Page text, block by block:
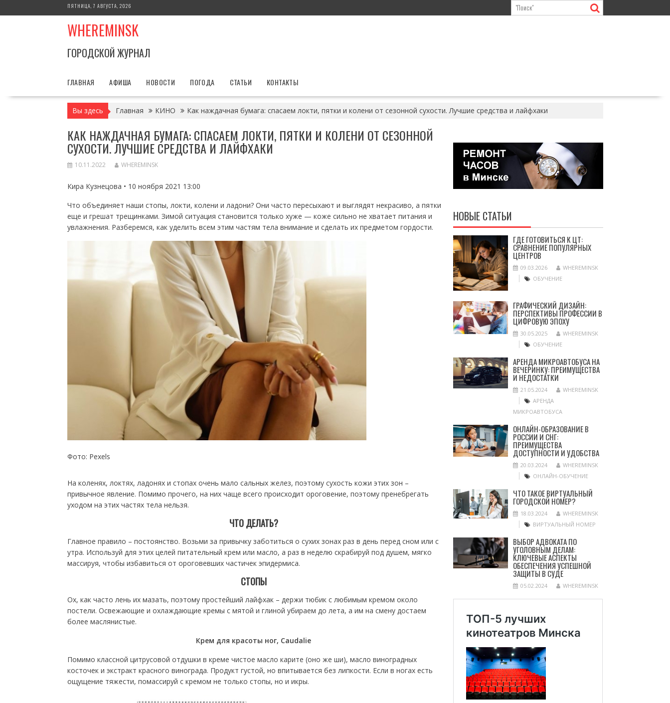
к
ПЯТНИЦА, 7 АВГУСТА, 2026
WHEREMINSK
ГОРОДСКОЙ ЖУРНАЛ
ГЛАВНАЯ АФИША НОВОСТИ ПОГОДА СТАТЬИ КОНТАКТЫ
Вы здесь Главная КИНО Как наждачная бумага: спасаем локти, пятки и колени от сезонной сухости. Лучшие средства и лайфхаки
КАК НАЖДАЧНАЯ БУМАГА: СПАСАЕМ ЛОКТИ, ПЯТКИ И КОЛЕНИ ОТ СЕЗОННОЙ
СУХОСТИ. ЛУЧШИЕ СРЕДСТВА И ЛАЙФХАКИ
10.11.2022 WHEREMINSK
Кира Кузнецова • 10 ноября 2021 13:00
Что объединяет наши стопы, локти, колени и ладони? Они часто пересыхают и выглядят некрасиво, а пятки
еще и грешат трещинками. Зимой ситуация становится только хуже — коже сильно не хватает питания и
увлажнения. Разберемся, как уделить всем этим частям тела внимание и сделать их предметом гордости.
Фото: Pexels
На коленях, локтях, ладонях и стопах очень мало сальных желез, поэтому сухость кожи этих зон –
привычное явление. Помимо прочего, на них чаще всего происходит ороговение, поэтому пренебрегать
уходом на этих частях тела нельзя.
ЧТО ДЕЛАТЬ?
Главное правило – постоянство. Возьми за привычку заботиться о сухих зонах раз в день перед сном или с
утра. Используй для этих целей питательный крем или масло, а раз в неделю скрабируй под душем, мягко
массируя, чтобы избавиться от ороговевших частичек эпидермиса.
СТОПЫ
Ох, как часто лень их мазать, поэтому простейший лайфхак – держи тюбик с любимым кремом около
постели. Освежающие и охлаждающие кремы с мятой и глиной убираем до лета, а им на смену достаем
более маслянистые.
Крем для красоты ног, Caudalie
Помимо классной цитрусовой отдушки в креме чистое масло карите (оно же ши), масло виноградных
косточек и экстракт красного винограда. Продукт густой, но впитывается без липкости. Если в ногах есть
ощущение тяжести, помассируй с кремом не только стопы, но и икры.
НОВЫЕ СТАТЬИ
ГДЕ ГОТОВИТЬСЯ К ЦТ:
СРАВНЕНИЕ ПОПУЛЯРНЫХ
ЦЕНТРОВ
09.03.2026
WHEREMINSK
ОБУЧЕНИЕ
ГРАФИЧЕСКИЙ ДИЗАЙН:
ПЕРСПЕКТИВЫ ПРОФЕССИИ В
ЦИФРОВУЮ ЭПОХУ
30.05.2025
WHEREMINSK
ОБУЧЕНИЕ
АРЕНДА МИКРОАВТОБУСА НА
ВЕЧЕРИНКУ: ПРЕИМУЩЕСТВА
И НЕДОСТАТКИ
21.05.2024
WHEREMINSK
АРЕНДА
МИКРОАВТОБУСА
ОНЛАЙН-ОБРАЗОВАНИЕ В
РОССИИ И СНГ:
ПРЕИМУЩЕСТВА
ДОСТУПНОСТИ И УДОБСТВА
20.03.2024
WHEREMINSK
ОНЛАЙН-ОБУЧЕНИЕ
ЧТО ТАКОЕ ВИРТУАЛЬНЫЙ
ГОРОДСКОЙ НОМЕР?
18.03.2024
WHEREMINSK
ВИРТУАЛЬНЫЙ НОМЕР
ВЫБОР АДВОКАТА ПО
УГОЛОВНЫМ ДЕЛАМ:
КЛЮЧЕВЫЕ АСПЕКТЫ
ОБЕСПЕЧЕНИЯ УСПЕШНОЙ
ЗАЩИТЫ В СУДЕ
05.02.2024 WHEREMINSK